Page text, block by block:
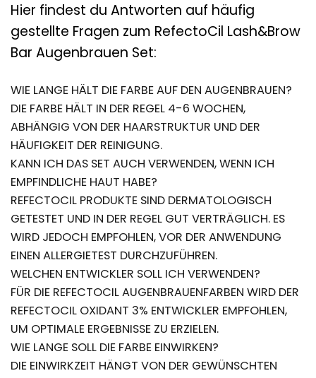
Hier findest du Antworten auf häufig
gestellte Fragen zum RefectoCil Lash&Brow
Bar Augenbrauen Set:
WIE LANGE HÄLT DIE FARBE AUF DEN AUGENBRAUEN?
DIE FARBE HÄLT IN DER REGEL 4-6 WOCHEN,
ABHÄNGIG VON DER HAARSTRUKTUR UND DER
HÄUFIGKEIT DER REINIGUNG.
KANN ICH DAS SET AUCH VERWENDEN, WENN ICH
EMPFINDLICHE HAUT HABE?
REFECTOCIL PRODUKTE SIND DERMATOLOGISCH
GETESTET UND IN DER REGEL GUT VERTRÄGLICH. ES
WIRD JEDOCH EMPFOHLEN, VOR DER ANWENDUNG
EINEN ALLERGIETEST DURCHZUFÜHREN.
WELCHEN ENTWICKLER SOLL ICH VERWENDEN?
FÜR DIE REFECTOCIL AUGENBRAUENFARBEN WIRD DER
REFECTOCIL OXIDANT 3% ENTWICKLER EMPFOHLEN,
UM OPTIMALE ERGEBNISSE ZU ERZIELEN.
WIE LANGE SOLL DIE FARBE EINWIRKEN?
DIE EINWIRKZEIT HÄNGT VON DER GEWÜNSCHTEN